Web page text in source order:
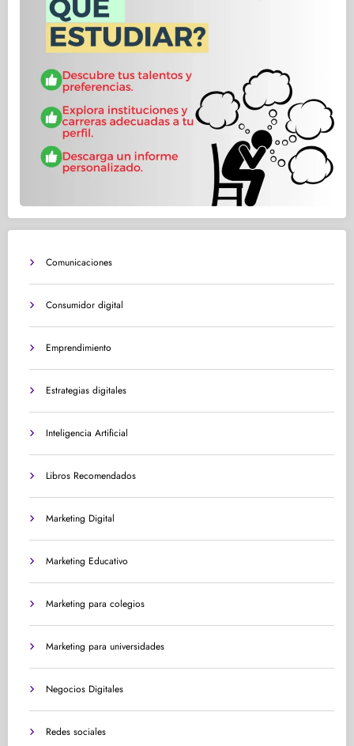
Comunicaciones
Consumidor digital
Emprendimiento
Estrategias digitales
Inteligencia Artificial
Libros Recomendados
Marketing Digital
Marketing Educativo
Marketing para colegios
Marketing para universidades
Negocios Digitales
Redes sociales